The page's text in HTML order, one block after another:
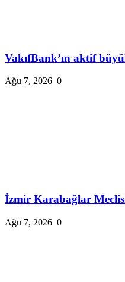
VakıfBank’ın aktif
Ağu 7, 2026 0
İzmir Karabağlar
Ağu 7, 2026 0